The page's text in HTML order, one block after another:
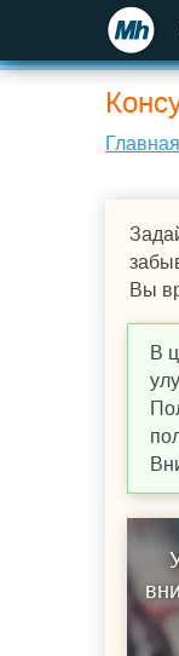
Главная
Вы
В